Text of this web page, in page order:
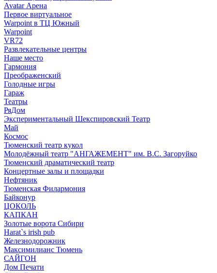
Avatar Арена
Первое виртуальное
Warpoint в ТЦ Южный
Warpoint
VR72
Развлекательные центры
Наше место
Гармония
Преображенский
Голодные игры
Гараж
Театры
РяДом
Экспериментальный Шекспировский Театр
Май
Космос
Тюменский театр кукол
Молодёжный театр "АНГАЖЕМЕНТ" им. В.С. Загоруйко
Тюменский драматический театр
Концертные залы и площадки
Нефтяник
Тюменская Филармония
Байконур
ЦОКОЛЬ
КАПКАН
Золотые ворота Сибири
Harat`s irish pub
Железнодорожник
Максимилианс Тюмень
САЙГОН
Дом Печати